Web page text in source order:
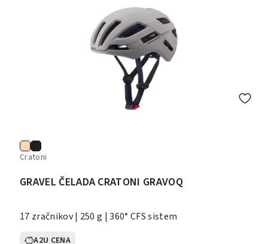
Cratoni
GRAVEL ČELADA CRATONI GRAVOQ
17 zračnikov | 250 g | 360° CFS sistem
A2U CENA